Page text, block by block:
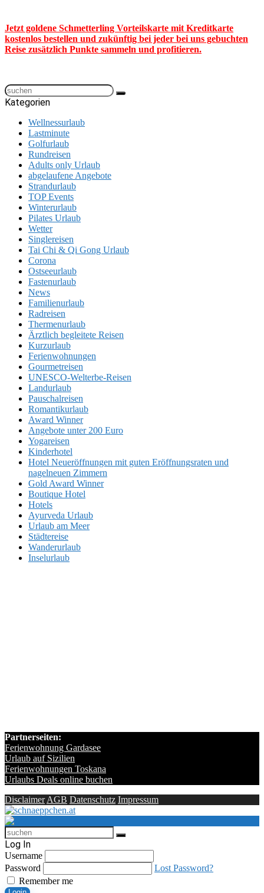
Jetzt goldene Schmetterling Vorteilskarte mit Kreditkarte
kostenlos bestellen und zukünftig bei jeder bei uns gebuchten
Reise zusätzlich Punkte sammeln und profitieren.
Kategorien
Wellnessurlaub
Lastminute
Golfurlaub
Rundreisen
Adults only Urlaub
abgelaufene Angebote
Strandurlaub
TOP Events
Winterurlaub
Pilates Urlaub
Wetter
Singlereisen
Tai Chi & Qi Gong Urlaub
Corona
Ostseeurlaub
Fastenurlaub
News
Familienurlaub
Radreisen
Thermenurlaub
Ärztlich begleitete Reisen
Kurzurlaub
Ferienwohnungen
Gourmetreisen
UNESCO-Welterbe-Reisen
Landurlaub
Pauschalreisen
Romantikurlaub
Award Winner
Angebote unter 200 Euro
Yogareisen
Kinderhotel
Hotel Neueröffnungen mit guten Eröffnungsraten und
nagelneuen Zimmern
Gold Award Winner
Boutique Hotel
Hotels
Ayurveda Urlaub
Urlaub am Meer
Städtereise
Wanderurlaub
Inselurlaub
Partnerseiten:
Ferienwohnung Gardasee
Urlaub auf Sizilien
Ferienwohnungen Toskana
Urlaubs Deals online buchen
Disclaimer AGB Datenschutz Impressum
Log In
Username
Password
Lost Password?
Remember me